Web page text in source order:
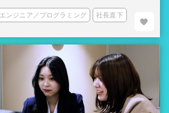
エンジニア／プログラミング 社長直下